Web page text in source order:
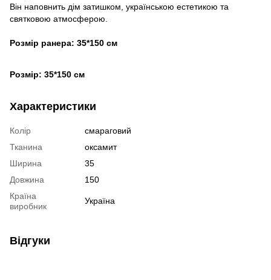
Він наповнить дім затишком, українською естетикою та
святковою атмосферою.
Розмір ранера: 35*150 см
Розмір: 35*150 см
Характеристики
Колір
смараговий
Тканина
оксамит
Ширина
35
Довжина
150
Країна
виробник
Україна
Відгуки